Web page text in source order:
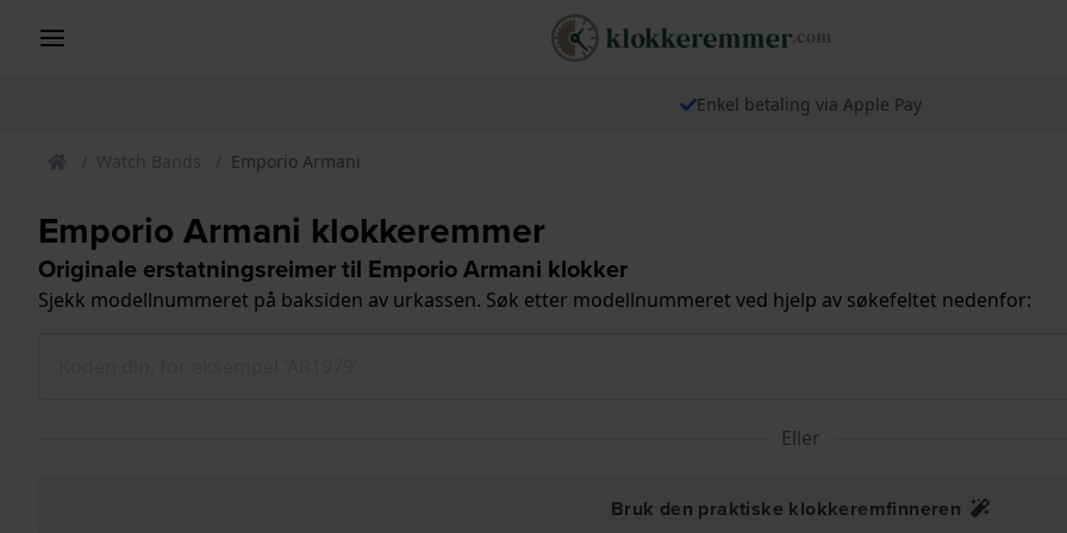
Enkel betaling via Apple Pay
Watch Bands Emporio Armani
Emporio Armani klokkeremmer
Originale erstatningsreimer til Emporio Armani klokker
Sjekk modellnummeret på baksiden av urkassen. Søk etter modellnummeret ved hjelp av søkefeltet nedenfor:
Eller
Bruk den praktiske klokkeremfinneren